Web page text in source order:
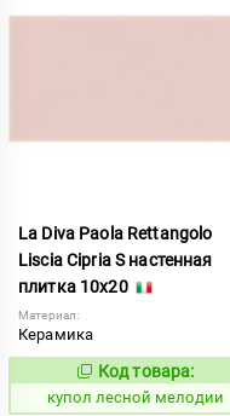
La Diva Paola Rettangolo
Liscia Cipria S настенная
плитка 10x20
Материал:
Керамика
849548
Код товара:
купол лесной мелодии